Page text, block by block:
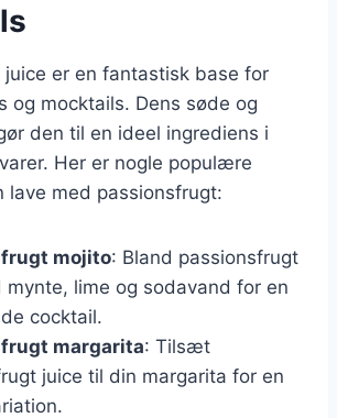
juice er en fantastisk base for
og mocktails. Dens søde og
den til en ideel ingrediens i
Her er nogle populære
lave med passionsfrugt:
mojito: Bland passionsfrugt
mynte, lime og sodavand for en
cocktail.
margarita: Tilsæt
juice til din margarita for en